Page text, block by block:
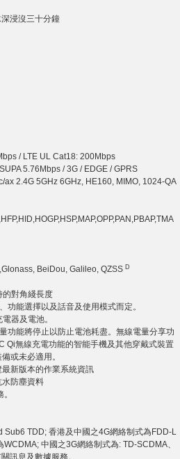
浸沒三十分鐘
/ LTE UL Cat18: 200Mbps
5.76Mbps / 3G / EDGE / GPRS
ax 2.4G 5GHz 6GHz, HE160, MIMO, 1024-QA
BeiDou, Galileo, QZSS D
的對角綫長度
功能選擇以及話音及使用模式而定。
器及電池。
功能將停止以防止電池耗盡。無線電量分享功
Qi無線充電功能的智能手機及其他穿戴式裝置
或未必適用。
新版本的作業系統資訊
防塵資料
Sub6 TDD; 香港及中國之4G網絡制式為FDD-L
中國之3G網絡制式為: TD-SCDMA、